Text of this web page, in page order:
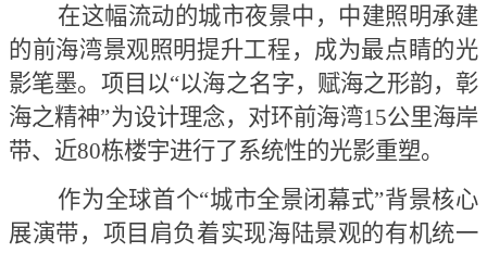
在这幅流动的城市夜景中，中建照明承建
的前海湾景观照明提升工程，成为最点睛的光
影笔墨。项目以“以海之名字，赋海之形韵，彰
海之精神”为设计理念，对环前海湾15公里海岸
带、近80栋楼宇进行了系统性的光影重塑。
作为全球首个“城市全景闭幕式”背景核心
展演带，项目肩负着实现海陆景观的有机统一